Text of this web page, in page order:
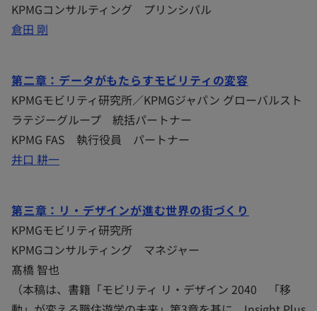
KPMGコンサルティング プリンシパル
倉田 剛
第二章：データがもたらすモビリティの変容
KPMGモビリティ研究所／KPMGジャパン グローバルスト
ラテジーグループ 統括パートナー
KPMG FAS 執行役員 パートナー
井口 耕一
第三章：リ・デザインが進む世界の街づくり
KPMGモビリティ研究所
KPMGコンサルティング マネジャー
髙橋 智也
（本稿は、書籍「モビリティ リ・デザイン 2040 「移